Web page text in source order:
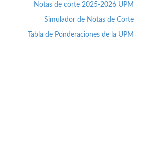
Notas de corte 2025-2026 UPM
Simulador de Notas de Corte
Tabla de Ponderaciones de la UPM